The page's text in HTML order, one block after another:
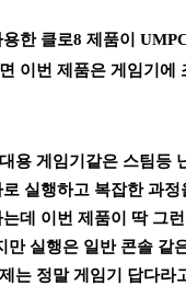
한 클로8 제품이
이번 제품은 게임기에
용 게임기같은 스팀등
실행하고 복잡한 과
데 이번 제품이 딱 그
만 실행은 일반 콘솔 같
는 정말 게임기 답다라